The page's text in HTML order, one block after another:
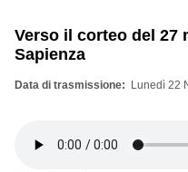
Verso il corteo del 27
Sapienza
Data di trasmissione Lunedì 22